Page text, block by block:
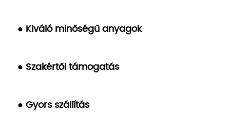
● Kiváló minőségű anyagok
● Szakértői támogatás
● Gyors szállítás